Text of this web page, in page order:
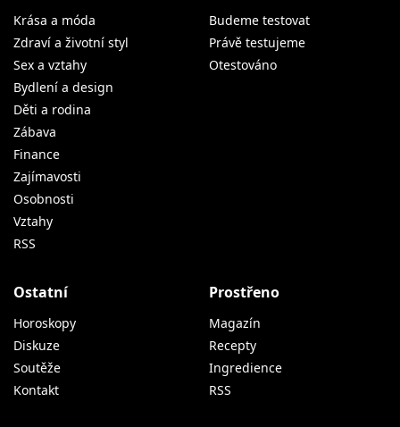
Krása a móda
Zdraví a životní styl
Sex a vztahy
Bydlení a design
Děti a rodina
Zábava
Finance
Zajímavosti
Osobnosti
Vztahy
RSS
Budeme testovat
Právě testujeme
Otestováno
Ostatní
Horoskopy
Diskuze
Soutěže
Kontakt
Prostřeno
Magazín
Recepty
Ingredience
RSS